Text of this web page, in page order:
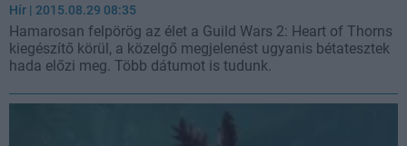
Hír | 2015.08.29 08:35
Hamarosan felpörög az élet a Guild Wars 2: Heart of Thorns
kiegészítő körül, a közelgő megjelenést ugyanis bétatesztek
hada előzi meg. Több dátumot is tudunk.